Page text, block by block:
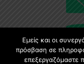
Εμείς και οι
πρόσβαση σε
επεξεργαζόμαστε